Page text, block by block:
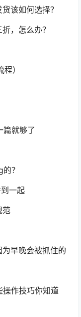
该如何选择？
，怎么办？
）
篇就够了
？
一起
范
早晚会被抓住的
操作技巧你知道